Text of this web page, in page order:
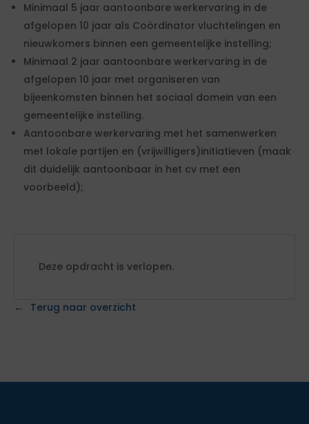
Minimaal 5 jaar aantoonbare werkervaring in de
afgelopen 10 jaar als Coördinator vluchtelingen en
nieuwkomers binnen een gemeentelijke instelling;
Minimaal 2 jaar aantoonbare werkervaring in de
afgelopen 10 jaar met organiseren van
bijeenkomsten binnen het sociaal domein van een
gemeentelijke instelling.
Aantoonbare werkervaring met het samenwerken
met lokale partijen en (vrijwilligers)initiatieven (maak
dit duidelijk aantoonbaar in het cv met een
voorbeeld);
Deze opdracht is verlopen.
Terug naar overzicht